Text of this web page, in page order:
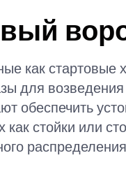
как
для
обеспечить
как стойки или